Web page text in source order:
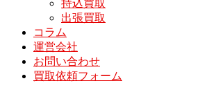
持込買取
出張買取
コラム
運営会社
お問い合わせ
買取依頼フォーム